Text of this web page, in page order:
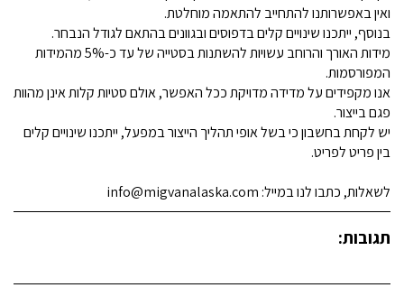
ואין באפשרותנו להתחייב להתאמה מוחלטת.
בנוסף, ייתכנו שינויים קלים בדפוסים ובגוונים בהתאם לגודל הנבחר.
מידות האורך והרוחב עשויות להשתנות בסטייה של עד כ-5% מהמידות
המפורסמות.
אנו מקפידים על מדידה מדויקת ככל האפשר, אולם סטיות קלות אינן מהוות
פגם בייצור.
יש לקחת בחשבון כי בשל אופי תהליך הייצור במפעל, ייתכנו שינויים קלים
בין פריט לפריט.
לשאלות, כתבו לנו במייל: info@migvanalaska.com
תגובות: